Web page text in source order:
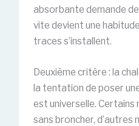
absorbante demande
vite devient une
traces s’installent.
Deuxième critère : la
la tentation de poser
est universelle.
sans broncher, d’autres